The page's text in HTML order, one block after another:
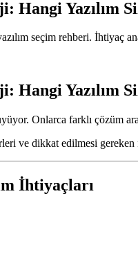
Yazılım
seçim rehberi. İhtiyaç
Yazılım
Onlarca farklı çözüm
ve dikkat edilmesi gereken
İhtiyaçları